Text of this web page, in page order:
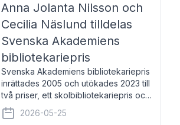
Anna Jolanta Nilsson och
Cecilia Näslund tilldelas
Svenska Akademiens
bibliotekariepris
Svenska Akademiens bibliotekariepris
inrättades 2005 och utökades 2023 till
två priser, ett skolbibliotekariepris och
ett folkbibliotekariepris. Priserna skall
tilldelas bibliotekarier vid svenska folk-
2026-05-25